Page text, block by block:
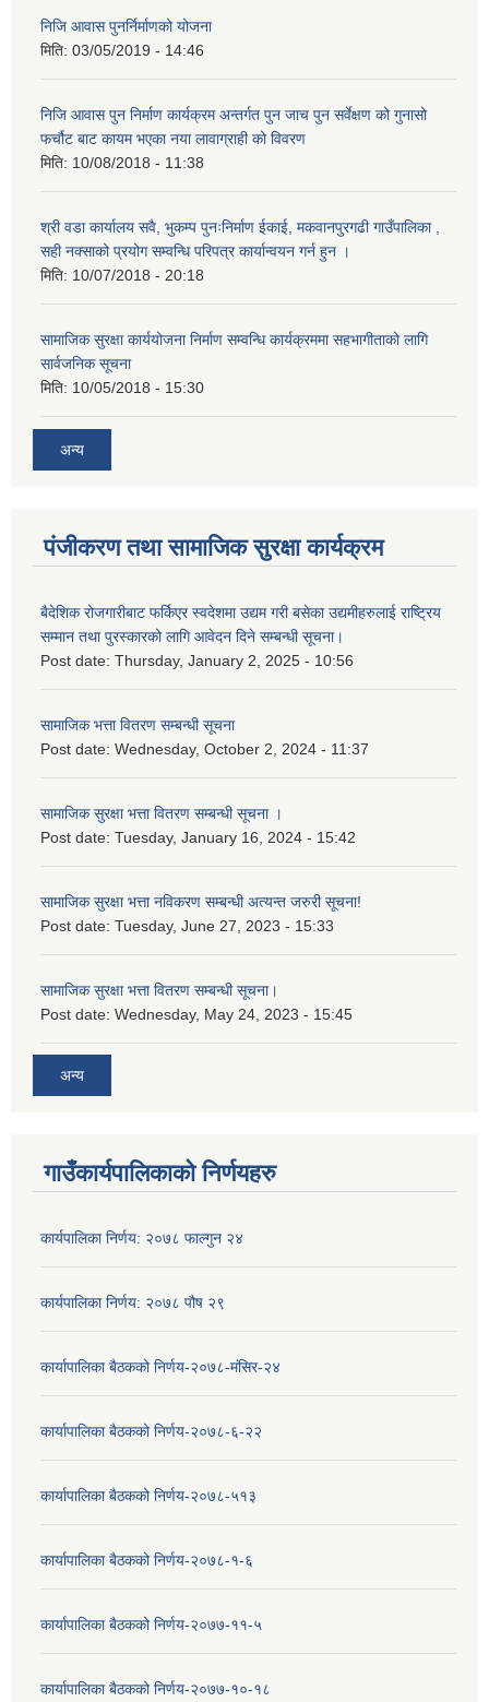
निजि आवास पुनर्निर्माणको योजना
मिति: 03/05/2019 - 14:46
निजि आवास पुन निर्माण कार्यक्रम अन्तर्गत पुन जाच पुन सर्वेक्षण को गुनासो
फर्चौट बाट कायम भएका नया लावाग्राही को विवरण
मिति: 10/08/2018 - 11:38
श्री वडा कार्यालय सवै, भुकम्प पुनःनिर्माण ईकाई, मकवानपुरगढी गाउँपालिका ,
सही नक्साको प्रयोग सम्वन्धि परिपत्र कार्यान्वयन गर्न हुन ।
मिति: 10/07/2018 - 20:18
सामाजिक सुरक्षा कार्ययोजना निर्माण सम्वन्धि कार्यक्रममा सहभागीताको लागि
सार्वजनिक सूचना
मिति: 10/05/2018 - 15:30
अन्य
पंजीकरण तथा सामाजिक सुरक्षा कार्यक्रम
बैदेशिक रोजगारीबाट फर्किएर स्वदेशमा उद्यम गरी बसेका उद्यमीहरुलाई राष्‍ट्रिय
सम्मान तथा पुरस्कारको लागि आवेदन दिने सम्बन्धी सूचना।
Post date: Thursday, January 2, 2025 - 10:56
सामाजिक भत्ता वितरण सम्बन्धी सूचना
Post date: Wednesday, October 2, 2024 - 11:37
सामाजिक सुरक्षा भत्ता वितरण सम्बन्धी सूचना ।
Post date: Tuesday, January 16, 2024 - 15:42
सामाजिक सुरक्षा भत्ता नविकरण सम्बन्धी अत्यन्त जरुरी सूचना!
Post date: Tuesday, June 27, 2023 - 15:33
सामाजिक सुरक्षा भत्ता वितरण सम्बन्धी सूचना।
Post date: Wednesday, May 24, 2023 - 15:45
अन्य
गाउँकार्यपालिकाको निर्णयहरु
कार्यपालिका निर्णय: २०७८ फाल्गुन २४
कार्यपालिका निर्णय: २०७८ पौष २९
कार्यापालिका बैठकको निर्णय-२०७८-मंसिर-२४
कार्यापालिका बैठकको निर्णय-२०७८-६-२२
कार्यापालिका बैठकको निर्णय-२०७८-५१३
कार्यापालिका बैठकको निर्णय-२०७८-१-६
कार्यापालिका बैठकको निर्णय-२०७७-११-५
कार्यापालिका बैठकको निर्णय-२०७७-१०-१८